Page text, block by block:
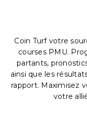
Coin Turf votre
courses PMU.
partants,
ainsi que les
rapport. Maximisez
votre